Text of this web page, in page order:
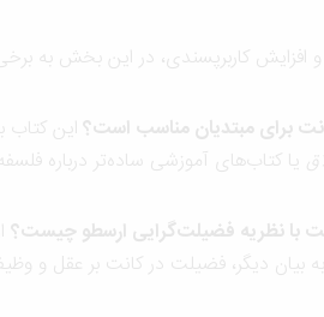
و افزایش کاربرپسندی، در این بخش به
این
یا کتاب‌های آموزشی ساده‌تر درباره
دیگر، فضیلت در کانت بر عقل و